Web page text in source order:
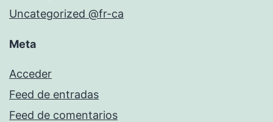
Uncategorized @fr-ca
Meta
Acceder
Feed de entradas
Feed de comentarios